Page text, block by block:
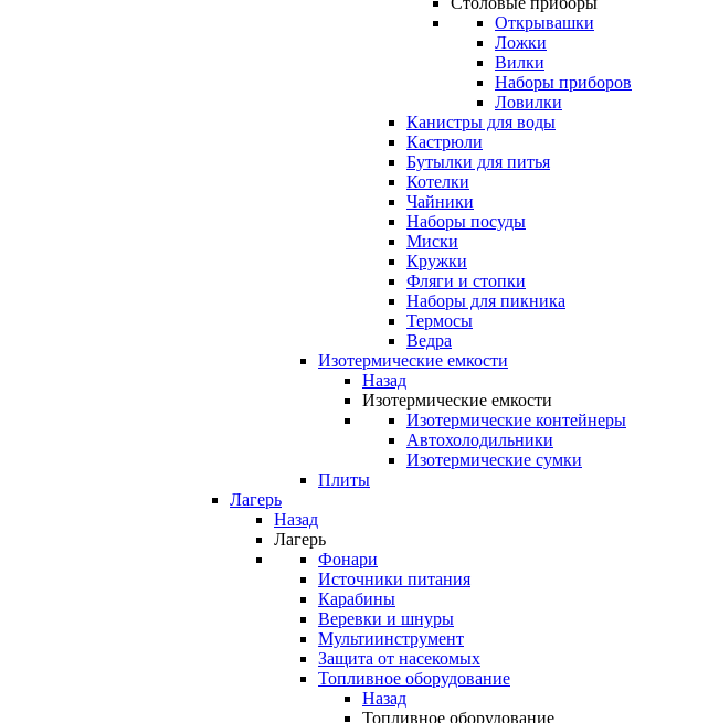
Открывашки
Ложки
Вилки
Наборы приборов
Ловилки
Канистры для воды
Кастрюли
Бутылки для питья
Котелки
Чайники
Наборы посуды
Миски
Кружки
Фляги и стопки
Наборы для пикника
Термосы
Ведра
Изотермические емкости
Назад
Изотермические емкости
Изотермические контейнеры
Автохолодильники
Изотермические сумки
Плиты
Лагерь
Назад
Лагерь
Фонари
Источники питания
Карабины
Веревки и шнуры
Мультиинструмент
Защита от насекомых
Топливное оборудование
Назад
Топливное оборудование